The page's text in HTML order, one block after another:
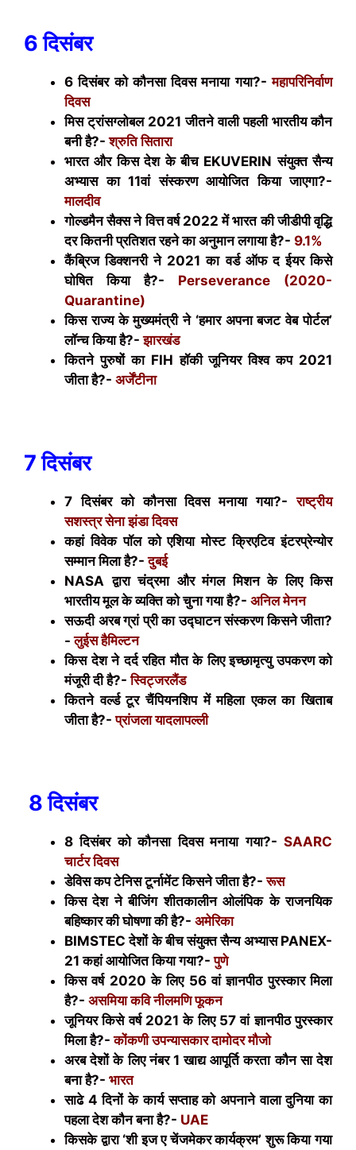
6 दिसंबर
6 दिसंबर को कौनसा दिवस मनाया गया?-महापरिनिर्वाण
दिवस
मिस ट्रांसग्लोबल 2021 जीतने वाली पहली भारतीय कौन
बनी है?-श्रुति सितारा
भारत और किस देश के बीच EKUVERINसंयुक्त सैन्य
अभ्यास का 11वां संस्करण आयोजित किया जाएगा?-
मालदीव
गोल्डमैन सैक्स ने वित्त वर्ष 2022 में भारत की जीडीपी वृद्धि
दर कितनी प्रतिशत रहने का अनुमान लगाया है?- 9.1%
कैंब्रिज डिक्शनरी ने 2021 का वर्ड ऑफ द ईयर किसे
घोषित किया है?- Perseverance (2020-
Quarantine)
किस राज्य के मुख्यमंत्री ने ‘हमार अपना बजट वेब पोर्टल’
लॉन्च किया है?-झारखंड
कितने पुरुषों का FIHहॉकी जूनियर विश्व कप 2021
जीता है?- अर्जेंटीना
7 दिसंबर
7 दिसंबर को कौनसा दिवस मनाया गया?-राष्ट्रीय
सशस्त्र सेना झंडा दिवस
कहां विवेक पॉल को एशिया मोस्ट क्रिएटिव इंटरप्रेन्योर
सम्मान मिला है?-दुबई
NASAद्वारा चंद्रमा और मंगल मिशन के लिए किस
भारतीय मूल के व्यक्ति को चुना गया है?- अनिल मेनन
सऊदी अरब ग्रां प्री का उद्घाटन संस्करण किसने जीता?
-लुईस हैमिल्टन
किस देश ने दर्द रहित मौत के लिए इच्छामृत्यु उपकरण को
मंजूरी दी है?-स्विट्जरलैंड
कितने वर्ल्ड टूर चैंपियनशिप में महिला एकल का खिताब
जीता है?-प्रांजलायादलापल्ली
8 दिसंबर
8 दिसंबर को कौनसा दिवस मनाया गया?- SAARC
चार्टर दिवस
डेविस कप टेनिस टूर्नामेंट किसने जीता है?-रूस
किस देश ने बीजिंग शीतकालीन ओलंपिक के राजनयिक
बहिष्कार की घोषणा की है?- अमेरिका
BIMSTECदेशों के बीच संयुक्त सैन्य अभ्यासPANEX-
21कहां आयोजित किया गया?-पुणे
किस वर्ष 2020 के लिए 56 वां ज्ञानपीठ पुरस्कार मिला
है?- असमिया कवि नीलमणि फूकन
जूनियर किसे वर्ष 2021 के लिए 57 वां ज्ञानपीठ पुरस्कार
मिला है?-कोंकणी उपन्यासकार दामोदर मौजो
अरब देशों के लिए नंबर 1 खाद्य आपूर्ति करता कौन सा देश
बना है?- भारत
साढे 4 दिनों के कार्य सप्ताह को अपनाने वाला दुनिया का
पहला देश कौन बना है?- UAE
किसके द्वारा ‘शी इज ए चेंजमेकर कार्यक्रम’ शुरू किया गया